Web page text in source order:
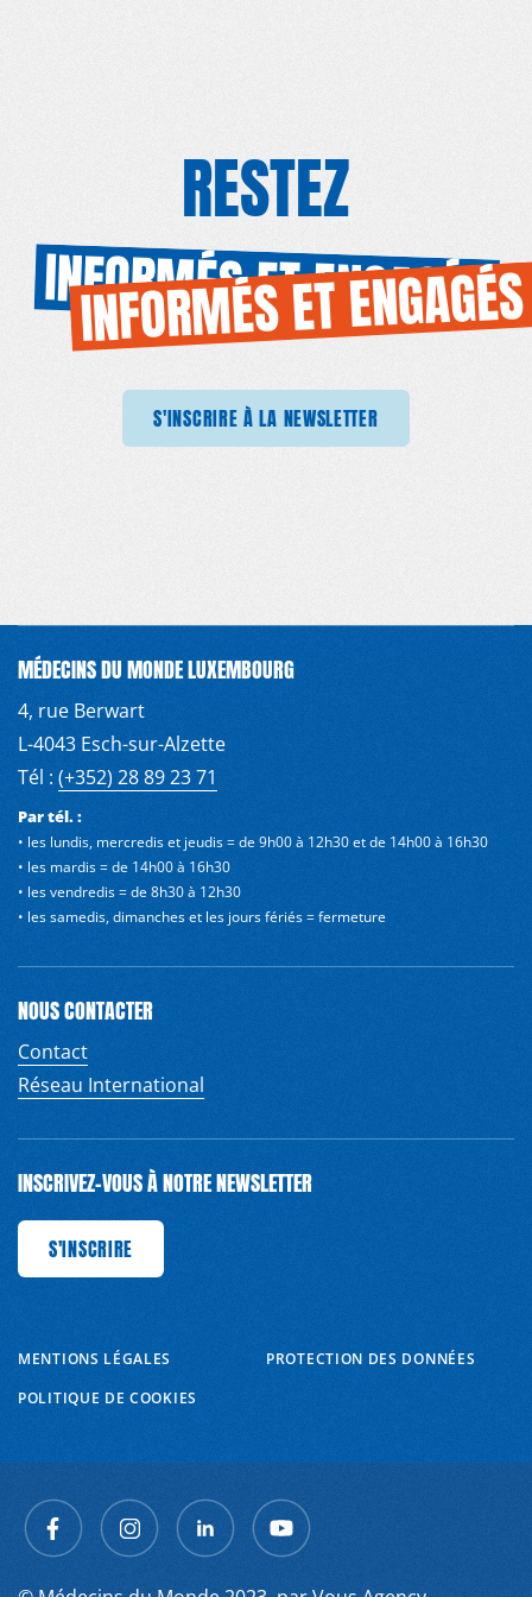
RESTEZ
INFORMÉS ET ENGAGÉS
INFORMÉS ET ENGAGÉS
À LA NEWSLETTER S'INSCRIRE À LA NEWSLETTER
S'INSCRIRE À LA NEWSLETTER
MÉDECINS DU MONDE LUXEMBOURG
4, rue Berwart
L-4043 Esch-sur-Alzette
Tél : (+352) 28 89 23 71
Par tél. :
• les lundis, mercredis et jeudis = de 9h00 à 12h30 et de 14h00 à 16h30
• les mardis = de 14h00 à 16h30
• les vendredis = de 8h30 à 12h30
• les samedis, dimanches et les jours fériés = fermeture
NOUS CONTACTER
Contact
Réseau International
INSCRIVEZ-VOUS À NOTRE NEWSLETTER
S'INSCRIRE
S'INSCRIRE
MENTIONS LÉGALES PROTECTION DES DONNÉES
POLITIQUE DE COOKIES